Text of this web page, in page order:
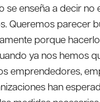
se enseña a decir no
Queremos parecer
porque
ya nos hemos
emprendedores,
han